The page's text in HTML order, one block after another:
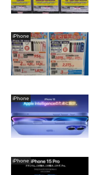
iPhone
iPhone
iPhone